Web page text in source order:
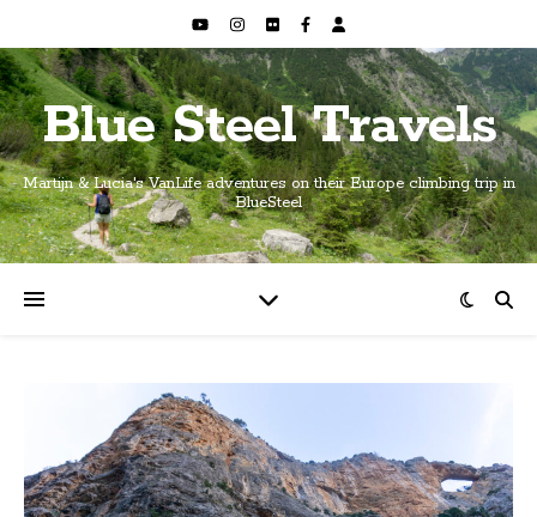
Blue Steel Travels
Martijn & Lucia's VanLife adventures on their Europe climbing trip in
BlueSteel